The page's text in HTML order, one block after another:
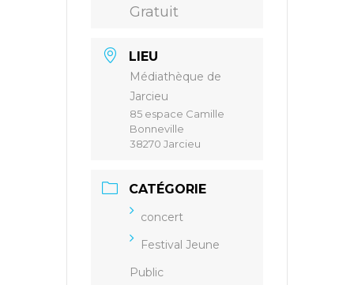
Gratuit
LIEU
Médiathèque de
Jarcieu
85 espace Camille
Bonneville
38270 Jarcieu
CATÉGORIE
concert
Festival Jeune
Public